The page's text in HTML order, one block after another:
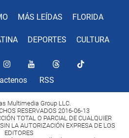
MÁS LEÍDAS FLORIDA
DEPORTES CULTURA
RSS
Multimedia Group LLC.
RESERVADOS 2016-06-13
TOTAL O PARCIAL DE CUALQUIER
LA AUTORIZACIÓN EXPRESA DE LOS
EDITORES